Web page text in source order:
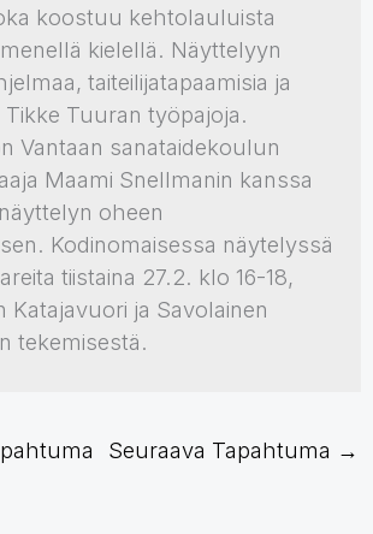
koostuu kehtolauluista
kielellä. Näyttelyyn
taiteilijatapaamisia ja
Tikke Tuuran työpajoja.
Vantaan sanataidekoulun
Maami Snellmanin kanssa
oheen
Kodinomaisessa näytelyssä
tiistaina 27.2. klo 16-18,
Katajavuori ja Savolainen
tekemisestä.
Seuraava Tapahtuma →